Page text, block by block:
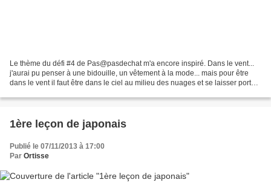
Le thème du défi #4 de Pas@pasdechat m'a encore inspiré. Dans le vent...
j'aurai pu penser à une bidouille, un vêtement à la mode... mais pour être
dans le vent il faut être dans le ciel au milieu des nuages et se laisser porter
1ère leçon de japonais
Publié le 07/11/2013 à 17:00
Par Ortisse